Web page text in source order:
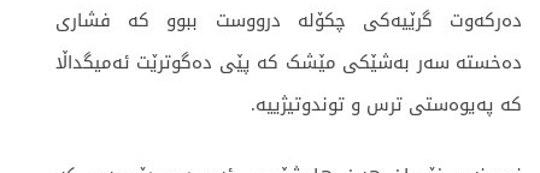
دەرکەوت گرێیەکی چکۆلە درووست ببوو کە فشاری
دەخستە سەر بەشێکی مێشک کە پێی دەگوترێت ئەمیگداڵا
کە پەیوەستی ترس و توندوتیژییە.